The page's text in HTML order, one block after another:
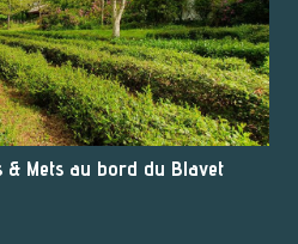
& Mets au bord du Blavet